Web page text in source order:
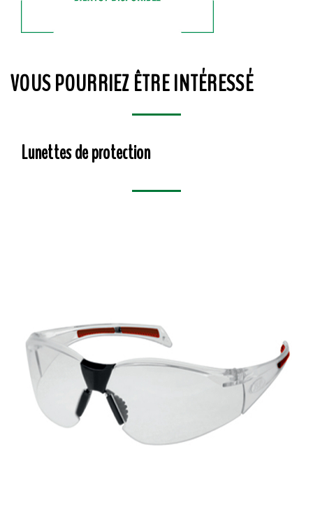
VOUS POURRIEZ ÊTRE INTÉRESSÉ
Lunettes de protection